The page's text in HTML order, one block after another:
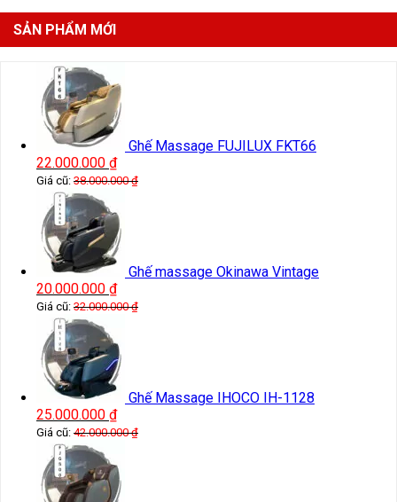
SẢN PHẨM MỚI
Ghế Massage FUJILUX FKT66
22.000.000 ₫
Giá cũ: 38.000.000₫
Ghế massage Okinawa Vintage
20.000.000 ₫
Giá cũ: 32.000.000₫
Ghế Massage IHOCO IH-1128
25.000.000 ₫
Giá cũ: 42.000.000₫